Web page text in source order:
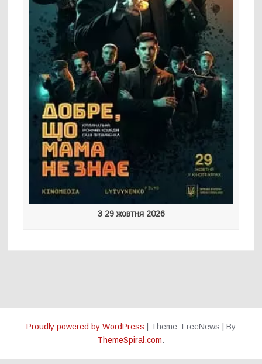
З 29 жовтня 2026
Proudly powered by WordPress Theme: FreeNews
By
ThemeSpiral.com.